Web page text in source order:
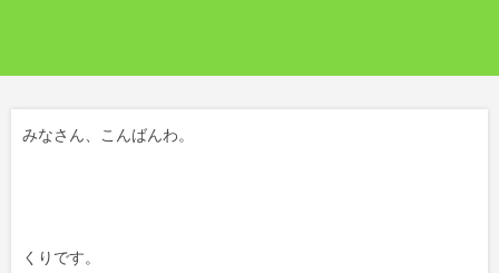
みなさん、こんばんわ。
くりです。